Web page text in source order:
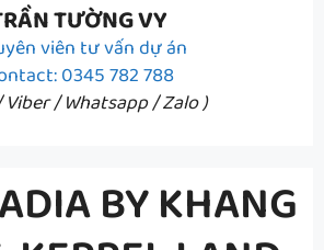
TƯỜNG VY
viên tư vấn dự án
0345 782 788
Viber / Whatsapp / Zalo )
BY KHANG